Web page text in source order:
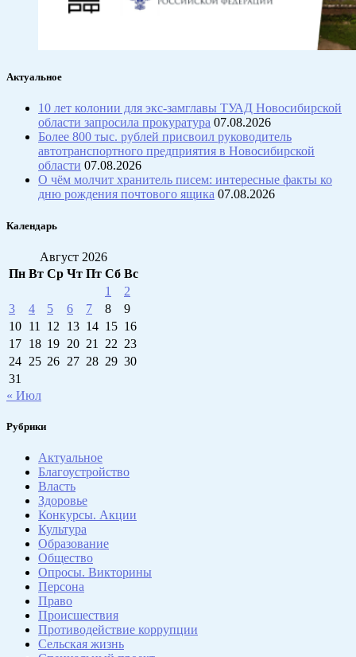
Актуальное
10 лет колонии для экс-замглавы ТУАД Новосибирской
области запросила прокуратура 07.08.2026
Более 800 тыс. рублей присвоил руководитель
автотранспортного предприятия в Новосибирской
области 07.08.2026
О чём молчит хранитель писем: интересные факты ко
дню рождения почтового ящика 07.08.2026
Календарь
Август 2026
Пн Вт Ср Чт Пт Сб Вс
1
2
3
4 5 6 7 8
9
10 11 12 13 14 15 16
17 18 19 20 21 22 23
24 25 26 27 28 29 30
31
« Июл
Рубрики
Актуальное
Благоустройство
Власть
Здоровье
Конкурсы. Акции
Культура
Образование
Общество
Опросы. Викторины
Персона
Право
Происшествия
Противодействие коррупции
Сельская жизнь